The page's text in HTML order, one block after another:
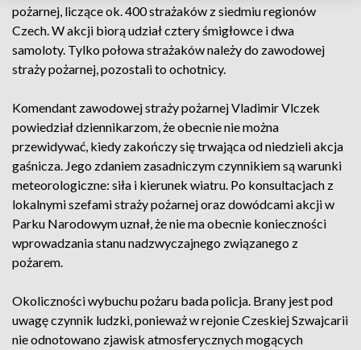
pożarnej, liczące ok. 400 strażaków z siedmiu regionów
Czech. W akcji biorą udział cztery śmigłowce i dwa
samoloty. Tylko połowa strażaków należy do zawodowej
straży pożarnej, pozostali to ochotnicy.
Komendant zawodowej straży pożarnej Vladimir Vlczek
powiedział dziennikarzom, że obecnie nie można
przewidywać, kiedy zakończy się trwająca od niedzieli akcja
gaśnicza. Jego zdaniem zasadniczym czynnikiem są warunki
meteorologiczne: siła i kierunek wiatru. Po konsultacjach z
lokalnymi szefami straży pożarnej oraz dowódcami akcji w
Parku Narodowym uznał, że nie ma obecnie konieczności
wprowadzania stanu nadzwyczajnego związanego z
pożarem.
Okoliczności wybuchu pożaru bada policja. Brany jest pod
uwagę czynnik ludzki, ponieważ w rejonie Czeskiej Szwajcarii
nie odnotowano zjawisk atmosferycznych mogących